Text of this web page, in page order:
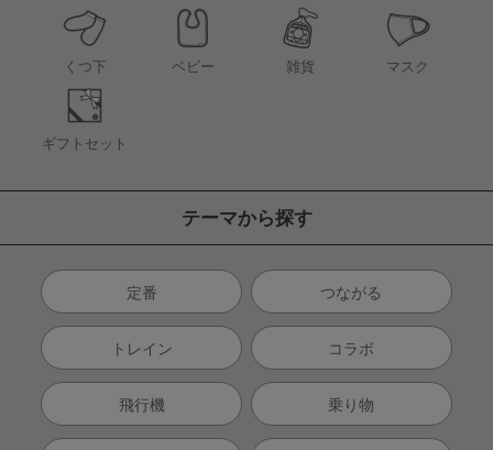
くつ下 ベビー 雑貨 マスク
ギフトセット
テーマから探す
定番 つながる
トレイン コラボ
飛行機 乗り物